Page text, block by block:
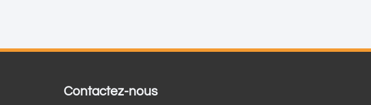
Contactez-nous